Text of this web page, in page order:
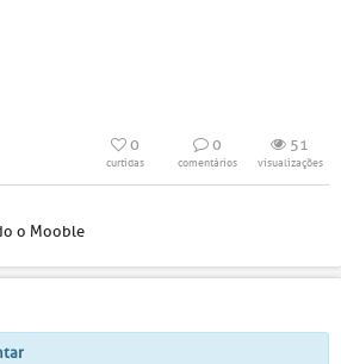
0
curtidas
0
comentários
51
visualizações
o Mooble